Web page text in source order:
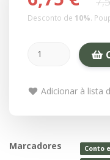
Desconto de 10%.
Adicionar à lista
Marcadores Conto